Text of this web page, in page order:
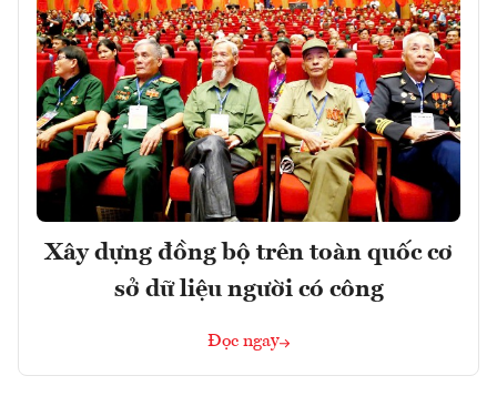
Xây dựng đồng bộ trên toàn quốc cơ
sở dữ liệu người có công
Đọc ngay